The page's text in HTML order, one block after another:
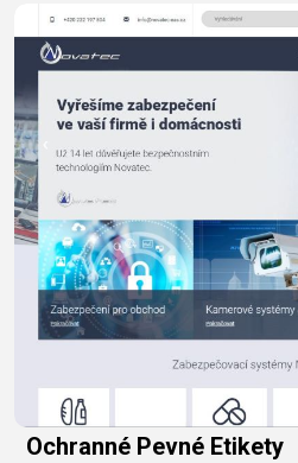
Ochranné Pevné Etikety